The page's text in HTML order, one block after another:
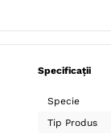
Specificații
Specie
Tip Produs